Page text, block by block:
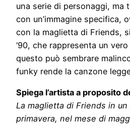
una serie di personaggi, ma
con un’immagine specifica,
con la maglietta di Friends,
‘90, che rappresenta un vero
questo può sembrare
funky rende la canzone
Spiega l’artista a proposito
La maglietta di Friends in
primavera, nel mese di